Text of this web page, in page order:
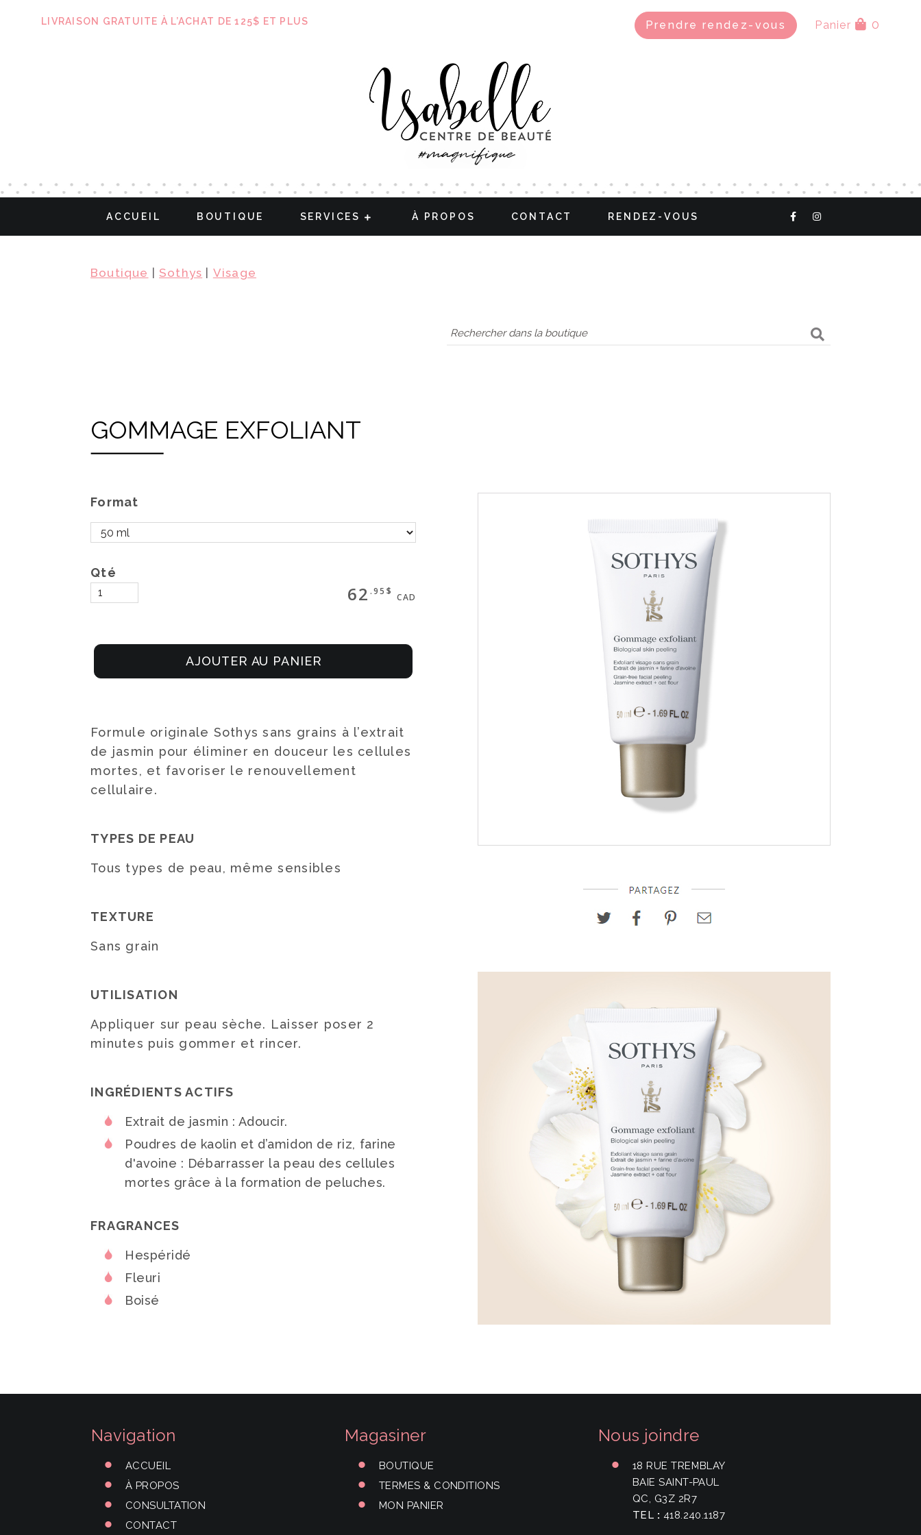
LIVRAISON GRATUITE À L’ACHAT DE 125$ ET PLUS Prendre rendez-vous Panier 0
ACCUEIL BOUTIQUE SERVICES À PROPOS CONTACT RENDEZ-VOUS
Boutique Sothys Visage
GOMMAGE EXFOLIANT
Format
Qté
62 .95$
CAD
AJOUTER AU PANIER
Formule originale Sothys sans grains à l’extrait
de jasmin pour éliminer en douceur les cellules
mortes, et favoriser le renouvellement
cellulaire.
TYPES DE PEAU
Tous types de peau, même sensibles
TEXTURE
Sans grain
UTILISATION
Appliquer sur peau sèche. Laisser poser 2
minutes puis gommer et rincer.
INGRÉDIENTS ACTIFS
Extrait de jasmin : Adoucir.
Poudres de kaolin et d’amidon de riz, farine
d'avoine : Débarrasser la peau des cellules
mortes grâce à la formation de peluches.
FRAGRANCES
Hespéridé
Fleuri
Boisé
Navigation
ACCUEIL
À PROPOS
CONSULTATION
CONTACT
Magasiner
BOUTIQUE
TERMES & CONDITIONS
MON PANIER
Nous joindre
18 RUE TREMBLAY
BAIE SAINT-PAUL
QC, G3Z 2R7
TEL : 418.240.1187